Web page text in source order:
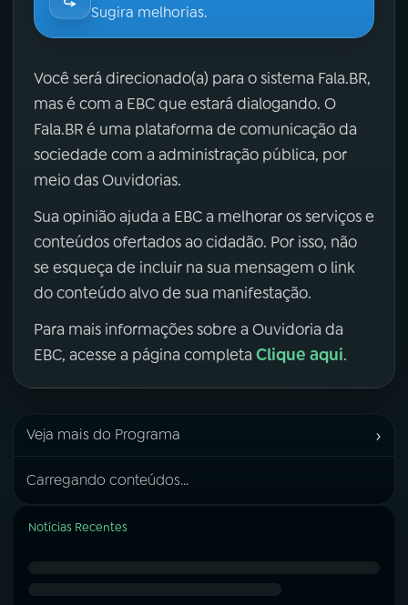
Sugira melhorias.
Você será direcionado(a) para o sistema Fala.BR,
mas é com a EBC que estará dialogando. O
Fala.BR é uma plataforma de comunicação da
sociedade com a administração pública, por
meio das Ouvidorias.
Sua opinião ajuda a EBC a melhorar os serviços e
conteúdos ofertados ao cidadão. Por isso, não
se esqueça de incluir na sua mensagem o link
do conteúdo alvo de sua manifestação.
Para mais informações sobre a Ouvidoria da
EBC, acesse a página completa Clique aqui.
Veja mais do Programa ›
Carregando conteúdos...
Notícias Recentes